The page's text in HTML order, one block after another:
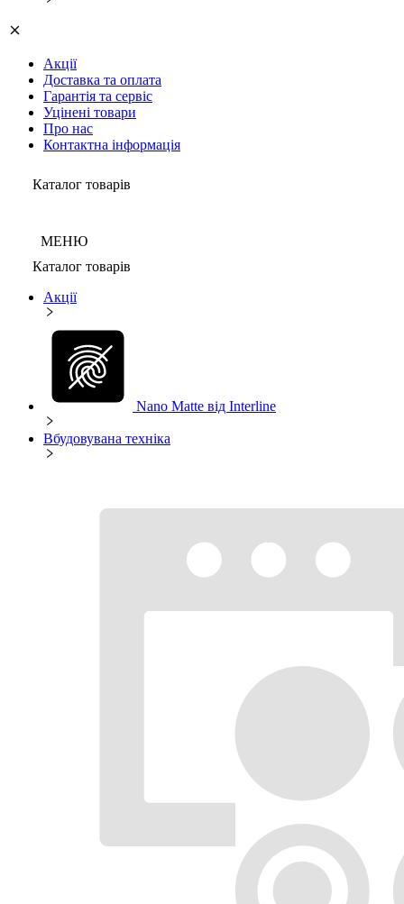
Акції
Доставка та оплата
Гарантія та сервіс
Уцінені товари
Про нас
Контактна інформація
Каталог товарів
МЕНЮ
Каталог товарів
Акції
Nano Matte від Interline
Вбудовувана техніка